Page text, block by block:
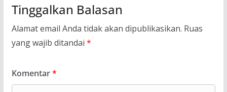
Tinggalkan Balasan
Alamat email Anda tidak akan dipublikasikan. Ruas
yang wajib ditandai *
Komentar*